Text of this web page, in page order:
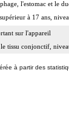
l'estomac et le
à 17 ans,
sur l'appareil
tissu conjonctif,
à partir des